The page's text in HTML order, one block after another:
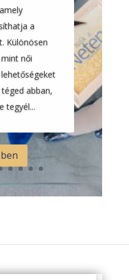
a
Különösen
női
abban,
tegyél...